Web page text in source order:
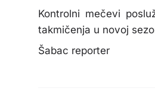
Kontrolni mečevi
takmičenja u novoj
Šabac reporter